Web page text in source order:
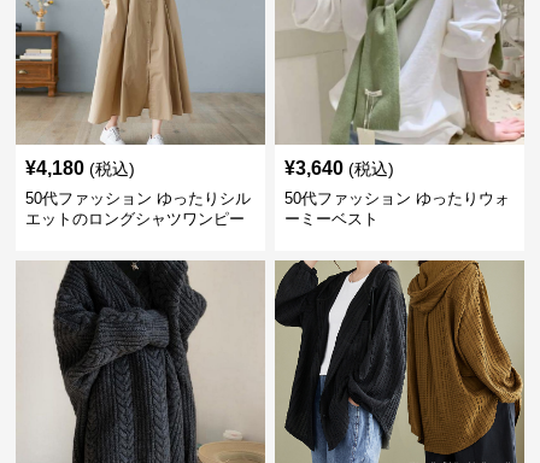
¥4,180 (税込)
50代ファッション ゆったりシル
エットのロングシャツワンピー
¥3,640 (税込)
50代ファッション ゆったりウォ
ーミーベスト